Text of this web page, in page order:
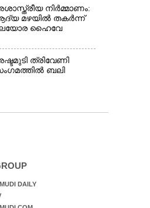
നിർമ്മാണം:
മഴയിൽ തകർന്ന്
ഹൈവേ
ത്രിവേണി
ബലി
DAILY